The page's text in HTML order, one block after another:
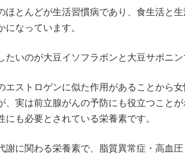
ほとんどが生活習慣病であり、食生活と
なっています。
いのが大豆イソフラボンと大豆サポニン
エストロゲンに似た作用があることから
実は前立腺がんの予防にも役立つこと
も必要とされている栄養素です。
謝に関わる栄養素で、脂質異常症・高血